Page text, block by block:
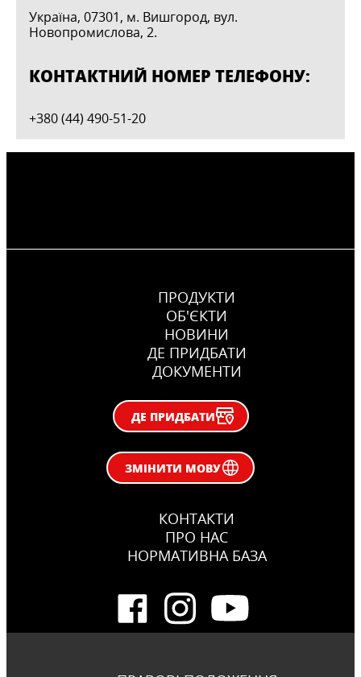
Україна, 07301, м. Вишгород, вул.
Новопромислова, 2.
КОНТАКТНИЙ НОМЕР ТЕЛЕФОНУ:
+380 (44) 490-51-20
ПРОДУКТИ
ОБ'ЄКТИ
НОВИНИ
ДЕ ПРИДБАТИ
ДОКУМЕНТИ
ДЕ ПРИДБАТИ
ЗМІНИТИ МОВУ
КОНТАКТИ
ПРО НАС
НОРМАТИВНА БАЗА